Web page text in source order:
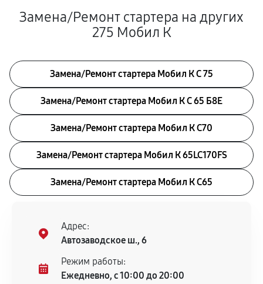
Замена/Pемонт стартера на других
275 Мобил К
Замена/Pемонт стартера Мобил К С 75
Замена/Pемонт стартера Мобил К С 65 Б8Е
Замена/Pемонт стартера Мобил К С70
Замена/Pемонт стартера Мобил К 65LC170FS
Замена/Pемонт стартера Мобил К С65
Адрес:
Автозаводское ш., 6
Режим работы:
Ежедневно, с 10:00 до 20:00